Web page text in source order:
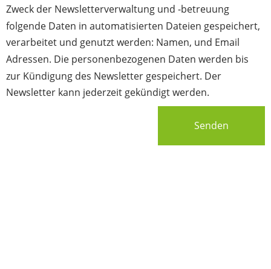
Zweck der Newsletterverwaltung und -betreuung
folgende Daten in automatisierten Dateien gespeichert,
verarbeitet und genutzt werden: Namen, und Email
Adressen. Die personenbezogenen Daten werden bis
zur Kündigung des Newsletter gespeichert. Der
Newsletter kann jederzeit gekündigt werden.
Senden